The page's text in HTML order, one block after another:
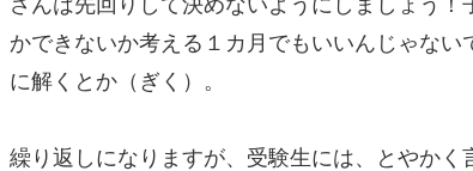
かできないか考える１カ月でもいいんじゃない
に解くとか（ぎく）。
繰り返しになりますが、受験生には、とやかく